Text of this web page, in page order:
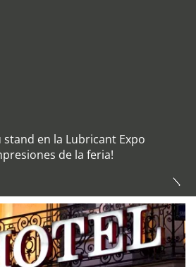
en la Lubricant Expo
de la feria!